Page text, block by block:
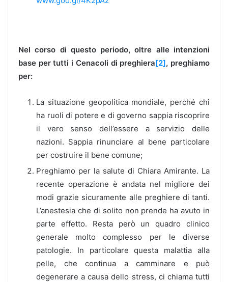
Nel corso di questo periodo, oltre alle intenzioni
base per tutti i Cenacoli di preghiera[2], preghiamo
per:
La situazione geopolitica mondiale, perché chi
ha ruoli di potere e di governo sappia riscoprire
il vero senso dell’essere a servizio delle
nazioni. Sappia rinunciare al bene particolare
per costruire il bene comune;
Preghiamo per la salute di Chiara Amirante. La
recente operazione è andata nel migliore dei
modi grazie sicuramente alle preghiere di tanti.
L’anestesia che di solito non prende ha avuto in
parte effetto. Resta però un quadro clinico
generale molto complesso per le diverse
patologie. In particolare questa malattia alla
pelle, che continua a camminare e può
degenerare a causa dello stress, ci chiama tutti